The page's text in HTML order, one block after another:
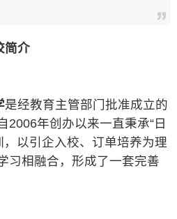
简介
是经教育主管部门批准成立的
2006年创办以来一直秉承“日
，以引企入校、订单培养为理
习相融合，形成了一套完善